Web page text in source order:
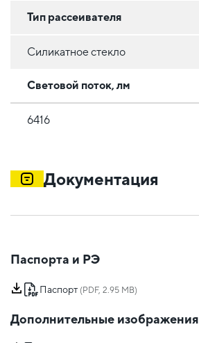
Тип рассеивателя
Силикатное стекло
Световой поток, лм
6416
Документация
Паспорта и РЭ
Паспорт (PDF, 2.95 MB)
Дополнительные изображения